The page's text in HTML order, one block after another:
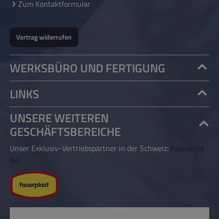
Zum Kontaktformular
Vertrag widerrufen
WERKSBÜRO UND FERTIGUNG
LINKS
UNSERE WEITEREN
GESCHÄFTSBEREICHE
Unser Exklusiv-Vertriebspartner in der Schweiz: Faserplast
AG